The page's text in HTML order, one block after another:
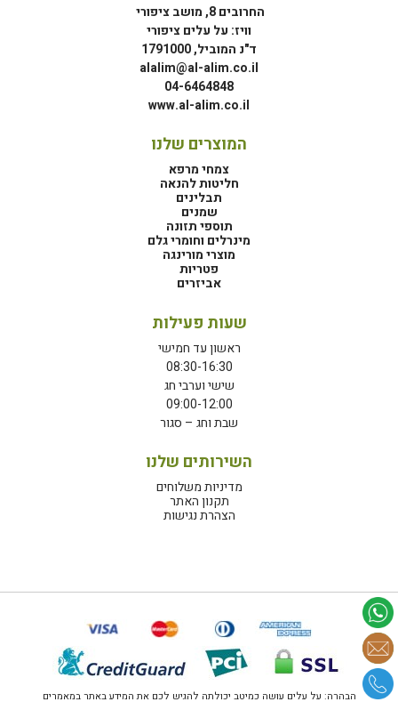
החרובים 8, מושב ציפורי
וויז: על עלים ציפורי
ד"נ המוביל, 1791000
alalim@al-alim.co.il
04-6464848
www.al-alim.co.il
המוצרים שלנו
צמחי מרפא
חליטות להנאה
תבלינים
שמנים
תוספי תזונה
מינרלים וחומרי גלם
מוצרי מורינגה
פטריות
אביזרים
שעות פעילות
ראשון עד חמישי
08:30-16:30
שישי וערבי חג
09:00-12:00
שבת וחג – סגור
השירותים שלנו
מדיניות משלוחים
תקנון האתר
הצהרת נגישות
הבהרה: על עלים עושה כמיטב יכולתה להגיש לכם את המידע באתר במאמרים